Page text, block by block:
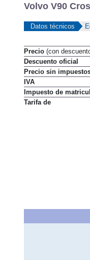
Volvo V90
Datos técnicos
Precio (con
Descuento oficial
Precio sin
IVA
Impuesto de
Tarifa de